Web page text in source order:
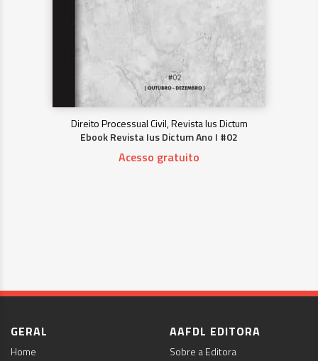
Direito Processual Civil, Revista Ius Dictum
Ebook Revista Ius Dictum Ano I #02
Acesso gratuito
GERAL
Home
AAFDL EDITORA
Sobre a Editora